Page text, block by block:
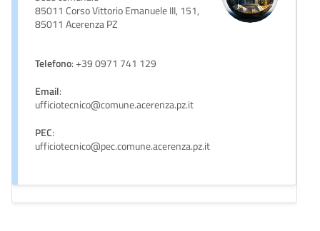
85011 Corso Vittorio Emanuele III, 151,
85011 Acerenza PZ
Telefono: +39 0971 741 129
Email:
ufficiotecnico@comune.acerenza.pz.it
PEC:
ufficiotecnico@pec.comune.acerenza.pz.it